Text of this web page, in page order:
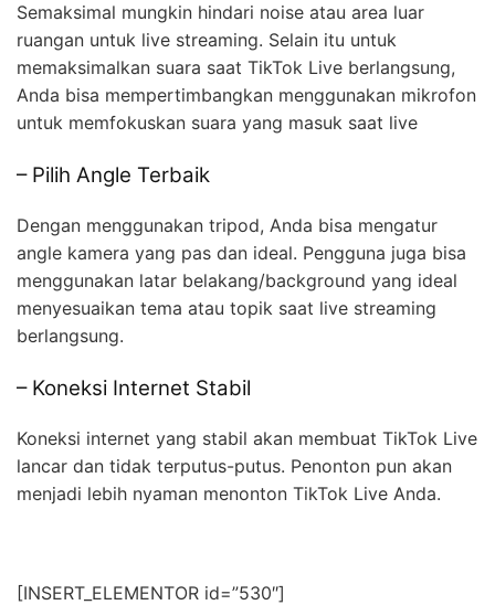
Semaksimal mungkin hindari noise atau area luar
ruangan untuk live streaming. Selain itu untuk
memaksimalkan suara saat TikTok Live berlangsung,
Anda bisa mempertimbangkan menggunakan mikrofon
untuk memfokuskan suara yang masuk saat live
– Pilih Angle Terbaik
Dengan menggunakan tripod, Anda bisa mengatur
angle kamera yang pas dan ideal. Pengguna juga bisa
menggunakan latar belakang/background yang ideal
menyesuaikan tema atau topik saat live streaming
berlangsung.
– Koneksi Internet Stabil
Koneksi internet yang stabil akan membuat TikTok Live
lancar dan tidak terputus-putus. Penonton pun akan
menjadi lebih nyaman menonton TikTok Live Anda.
[INSERT_ELEMENTOR id=”530″]